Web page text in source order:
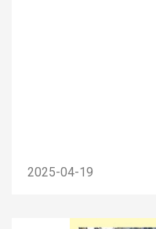
2025-04-19